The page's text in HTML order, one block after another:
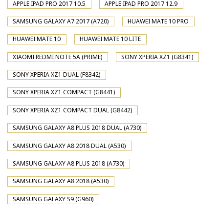
APPLE IPAD PRO 2017 10.5 APPLE IPAD PRO 2017 12.9
SAMSUNG GALAXY A7 2017 (A720) HUAWEI MATE 10 PRO
HUAWEI MATE 10 HUAWEI MATE 10 LITE
XIAOMI REDMI NOTE 5A (PRIME) SONY XPERIA XZ1 (G8341)
SONY XPERIA XZ1 DUAL (F8342)
SONY XPERIA XZ1 COMPACT (G8441)
SONY XPERIA XZ1 COMPACT DUAL (G8442)
SAMSUNG GALAXY A8 PLUS 2018 DUAL (A730)
SAMSUNG GALAXY A8 2018 DUAL (A530)
SAMSUNG GALAXY A8 PLUS 2018 (A730)
SAMSUNG GALAXY A8 2018 (A530)
SAMSUNG GALAXY S9 (G960)